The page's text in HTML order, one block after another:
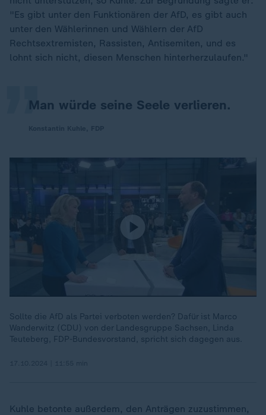
"Es gibt unter den Funktionären der AfD, es gibt auch
unter den Wählerinnen und Wählern der AfD
Rechtsextremisten, Rassisten, Antisemiten, und es
lohnt sich nicht, diesen Menschen hinterherzulaufen."
Man würde seine Seele verlieren.
„
Sollte die AfD als Partei verboten werden? Dafür ist Marco
Wanderwitz (CDU) von der Landesgruppe Sachsen, Linda
Teuteberg, FDP-Bundesvorstand, spricht sich dagegen aus.
Kuhle betonte außerdem, den Anträgen zuzustimmen,